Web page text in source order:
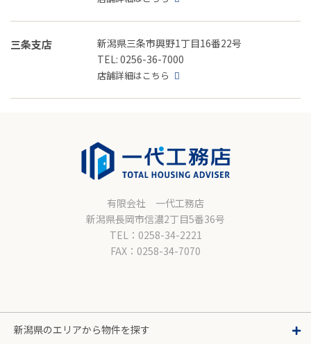
三条支店
新潟県三条市興野1丁目16番22号
TEL: 0256-36-7000
店舗詳細はこちら
有限会社 一代工務店
新潟県長岡市信濃2丁目5番36号
TEL：0258-34-2221
FAX：0258-34-7070
新潟県のエリアから物件を探す